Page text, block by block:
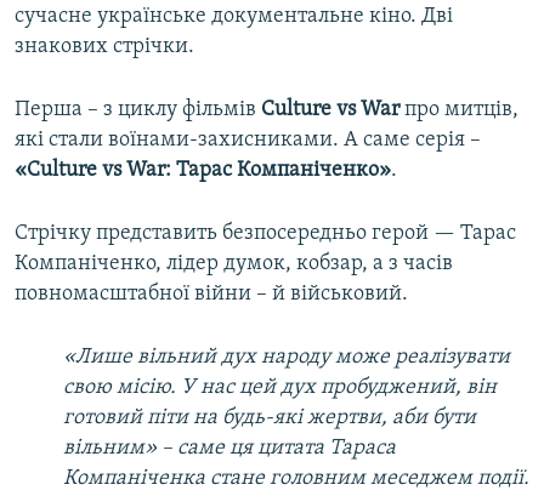
сучасне українське документальне кіно. Дві
знакових стрічки.
Перша – з циклу фільмів Culture vs Warпро митців,
які стали воїнами-захисниками. А саме серія –
«Culture vs War: Тарас Компаніченко».
Стрічку представить безпосередньо герой — Тарас
Компаніченко, лідер думок, кобзар, а з часів
повномасштабної війни – й військовий.
«Лише вільний дух народу може реалізувати
свою місію. У нас цей дух пробуджений, він
готовий піти на будь-які жертви, аби бути
вільним» – саме ця цитата Тараса
Компаніченка стане головним меседжем події.